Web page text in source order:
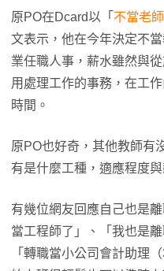
原PO在Dcard以「 不當老
文表示，他在今年決定不
業任職人事，薪水雖然與
用處理工作的事務，在工
時間。
原PO也好奇，其他教師有
有是什麼工種，適應程度
有幾位網友回應自己也是
當工程師了」、「我也是
「轉職當小公司會計助理